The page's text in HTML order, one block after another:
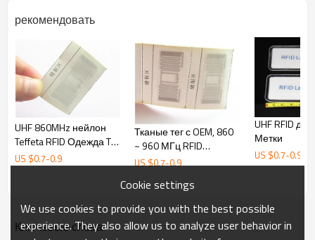
Внешность :
Материал: ABS
Размеры: 70 ×26 × 16 мм
Рабочая температура: -20 ℃ ~ 65 ℃
RFID Особенности:
Протокол : EPCC1G2 ( ISO18000 -6C)
Частота : 860~ 960 МГц
Чип : AlienХиггса -3
EPC памяти: 96 бит , макс 480 бит
Читайтедиапазон: 4 - 7 м
Другиеособенности:
рекомендовать
UHF 860MHz нейлон
Teffeta RFID Одежда Tag
512 бит, Пошив
этикетки с C1G2
US $0.7-0.9
Тканые тег с OEM, 860
~ 960 МГц RFID
Одежда тегов
US $0.7-0.9
UHF RFID
Метки
US $0.7-0.9
Ключевые слова
Cookie settings
We use cookies to provide you with the best possible
experience. They also allow us to analyze user behavior in